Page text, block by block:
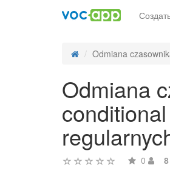
Odmiana
Odmiana
0